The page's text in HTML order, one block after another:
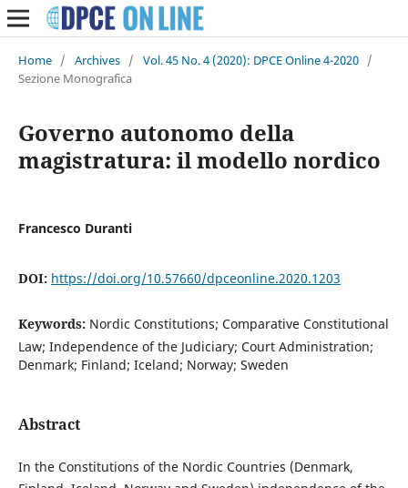
Home / Archives / Vol. 45 No. 4 (2020): DPCE Online 4-2020 /
Sezione Monografica
Governo autonomo della
magistratura: il modello nordico
Francesco Duranti
DOI: https://doi.org/10.57660/dpceonline.2020.1203
Keywords: Nordic Constitutions; Comparative Constitutional
Law; Independence of the Judiciary; Court Administration;
Denmark; Finland; Iceland; Norway; Sweden
Abstract
In the Constitutions of the Nordic Countries (Denmark,